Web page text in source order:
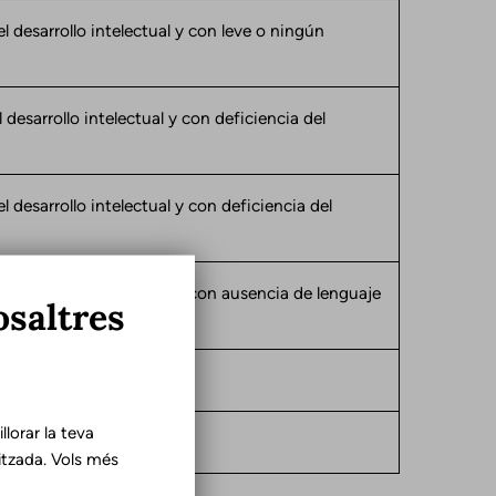
desarrollo intelectual y con leve o ningún
intelectual y con deficiencia del
desarrollo intelectual y con deficiencia del
desarrollo intelectual y con ausencia de lenguaje
la teva
Vols més